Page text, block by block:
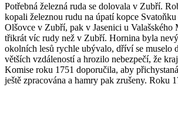
Potřebná železná ruda se dolovala v Zubří.
kopali železnou rudu na úpatí kopce
Olšovce v Zubří, pak v Jasenici u Valašského
třikrát víc rudy než v Zubří. Hornina byla
okolních lesů rychle ubývalo, dříví se muselo
větších vzdáleností a hrozilo nebezpečí, že
Komise roku 1751 doporučila, aby
ještě zpracována a hamry pak zrušeny. Roku